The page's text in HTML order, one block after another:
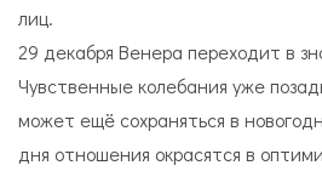
лиц.
29 декабря Венера переходит в
Чувственные колебания уже
может ещё сохраняться в
дня отношения окрасятся в